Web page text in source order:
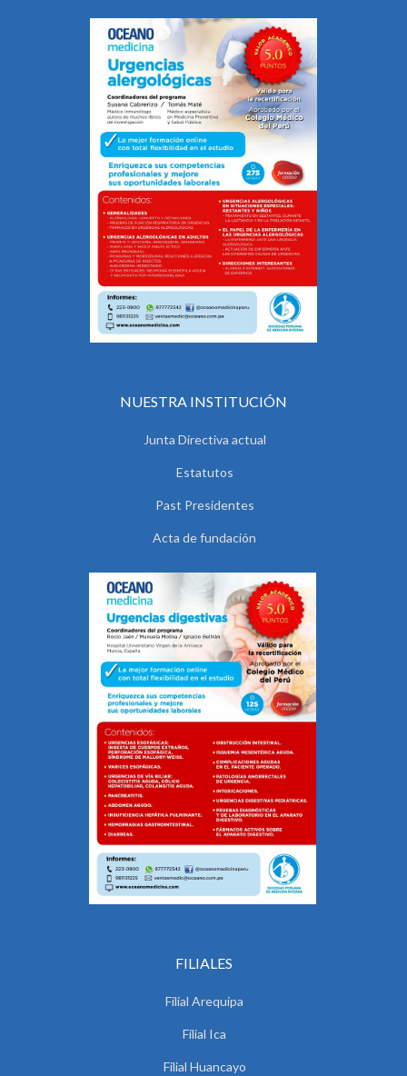
NUESTRA INSTITUCIÓN
Junta Directiva actual
Estatutos
Past Presidentes
Acta de fundación
FILIALES
Filial Arequipa
Filial Ica
Filial Huancayo